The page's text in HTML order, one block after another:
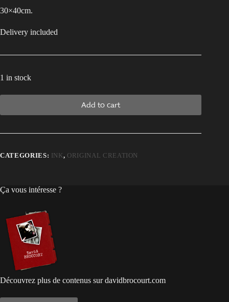
30×40cm.
Delivery included
1 in stock
Add to cart
CATEGORIES: INK, ORIGINAL CREATION
Ça vous intéresse ?
Découvrez plus de contenus sur davidbrocourt.com